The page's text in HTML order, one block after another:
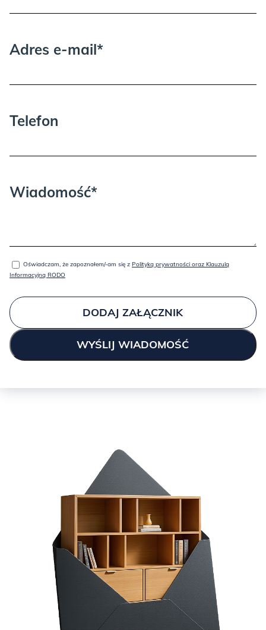
Adres e-mail*
Telefon
Wiadomość*
Oświadczam, że zapoznałem/-am się z Polityką prywatności oraz Klauzulą
Informacyjną RODO
DODAJ ZAŁĄCZNIK